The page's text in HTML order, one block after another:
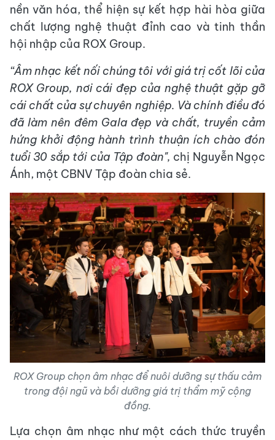
nền văn hóa, thể hiện sự kết hợp hài hòa giữa
chất lượng nghệ thuật đỉnh cao và tinh thần
hội nhập của ROX Group.
“Âm nhạc kết nối chúng tôi với giá trị cốt lõi của
ROX Group, nơi cái đẹp của nghệ thuật gặp gỡ
cái chất của sự chuyên nghiệp. Và chính điều đó
đã làm nên đêm Gala đẹp và chất, truyền cảm
hứng khởi động hành trình thuận ích chào đón
tuổi 30 sắp tới của Tập đoàn", chị Nguyễn Ngọc
Ánh, một CBNV Tập đoàn chia sẻ.
ROX Group chọn âm nhạc để nuôi dưỡng sự thấu cảm
trong đội ngũ và bồi dưỡng giá trị thẩm mỹ cộng
đồng.
Lựa chọn âm nhạc như một cách thức truyền